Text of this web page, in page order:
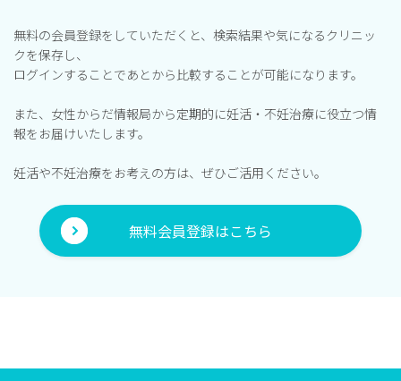
無料の会員登録をしていただくと、検索結果や気になるクリニッ
クを保存し、
ログインすることであとから比較することが可能になります。
また、女性からだ情報局から定期的に妊活・不妊治療に役立つ情
報をお届けいたします。
妊活や不妊治療をお考えの方は、ぜひご活用ください。
無料会員登録はこちら